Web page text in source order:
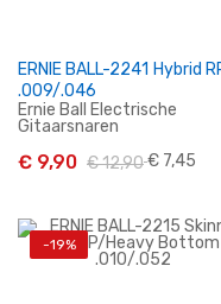
In Winkelwagen
ERNIE BALL-2241 Hybrid RPS
.009/.046
Ernie Ball Electrische
Gitaarsnaren
€ 9,90 € 12,90€ 7,45
-19%